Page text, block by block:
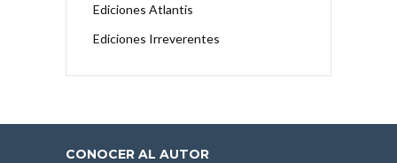
Ediciones Atlantis
Ediciones Irreverentes
CONOCER AL AUTOR